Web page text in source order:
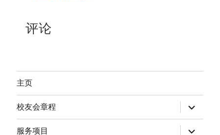
评论
主页
校友会章程
expand
child
menu
服务项目
expand